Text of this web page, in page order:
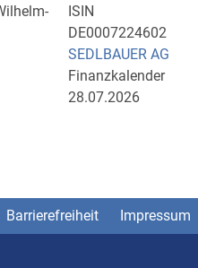
ISIN
DE0007224602
SEDLBAUER AG
Finanzkalender
28.07.2026
Barrierefreiheit Impressum